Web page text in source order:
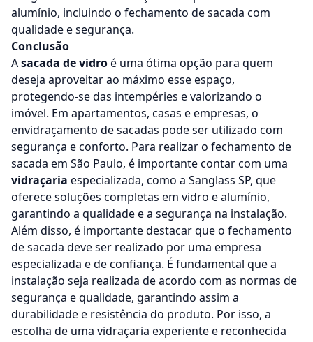
alumínio, incluindo o fechamento de sacada com
qualidade e segurança.
Conclusão
Asacada de vidroé uma ótima opção para quem
deseja aproveitar ao máximo esse espaço,
protegendo-se das intempéries e valorizando o
imóvel. Em apartamentos, casas e empresas, o
envidraçamento de sacadas pode ser utilizado com
segurança e conforto. Para realizar o fechamento de
sacada em São Paulo, é importante contar com uma
vidraçaria especializada, como a Sanglass SP, que
oferece soluções completas em vidro e alumínio,
garantindo a qualidade e a segurança na instalação.
Além disso, é importante destacar que o fechamento
de sacada deve ser realizado por uma empresa
especializada e de confiança. É fundamental que a
instalação seja realizada de acordo com as normas de
segurança e qualidade, garantindo assim a
durabilidade e resistência do produto. Por isso, a
escolha de uma vidraçaria experiente e reconhecida